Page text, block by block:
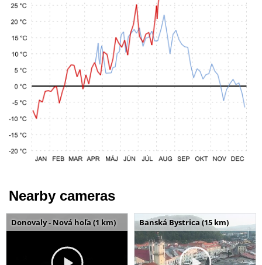
Nearby cameras
Donovaly - Nová hoľa (1 km) Banská Bystrica (15 km)